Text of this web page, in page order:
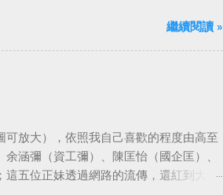
繼續閱讀 »
放大），依照我自己喜歡的程度由高至
涵彌（資工彌）、陳匡怡（國企匡）、
五位正妹透過網路的流傳，還紅到大